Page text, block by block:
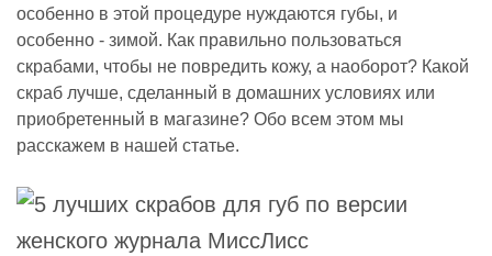
особенно в этой процедуре нуждаются губы, и
особенно - зимой. Как правильно пользоваться
скрабами, чтобы не повредить кожу, а наоборот? Какой
скраб лучше, сделанный в домашних условиях или
приобретенный в магазине? Обо всем этом мы
расскажем в нашей статье.